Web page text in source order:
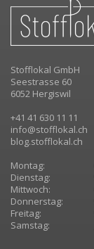
Stofflokal GmbH
Seestrasse 60
6052 Hergiswil
+41 41 630 11 11
info@stofflokal.ch
blog.stofflokal.ch
Montag:
Dienstag:
Mittwoch:
Donnerstag:
Freitag:
Samstag: